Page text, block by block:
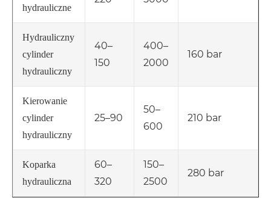
hydrauliczne
Hydrauliczny
cylinder
hydrauliczny
40–
150
400–
2000
160 bar
Kierowanie
cylinder
hydrauliczny
25–90
50–
600
210 bar
Koparka
hydrauliczna
60–
320
150–
2500
280 bar